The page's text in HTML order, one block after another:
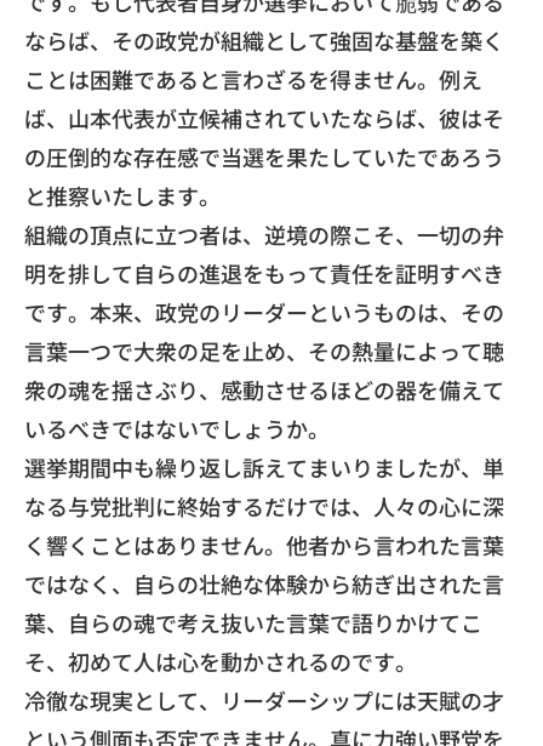
ならば、 その政党が組織として強固な基盤を築く
ことは困難であると言わざるを得ません。例え
ば、山本代表が立候補されていたならば、 彼はそ
の圧倒的な存在感で当選を果たしていたであろう
と推察いたします。
​組織の頂点に立つ者は、逆境の際こそ、 一切の弁
明を排して自らの進退をもって責任を証明すべき
です。 本来、政党のリーダーというものは、 その
言葉一つで大衆の足を止め、 その熱量によって聴
衆の魂を揺さぶり、 感動させるほどの器を備えて
いるべきではないでしょうか。
​選挙期間中も繰り返し訴えてまいりましたが、 単
なる与党批判に終始するだけでは、 人々の心に深
く響くことはありません。 他者から言われた言葉
ではなく、 自らの壮絶な体験から紡ぎ出された言
葉、 自らの魂で考え抜いた言葉で語りかけてこ
そ、 初めて人は心を動かされるのです。
​冷徹な現実として、 リーダーシップには天賦の才
という側面も否定できません。 真に力強い野党を